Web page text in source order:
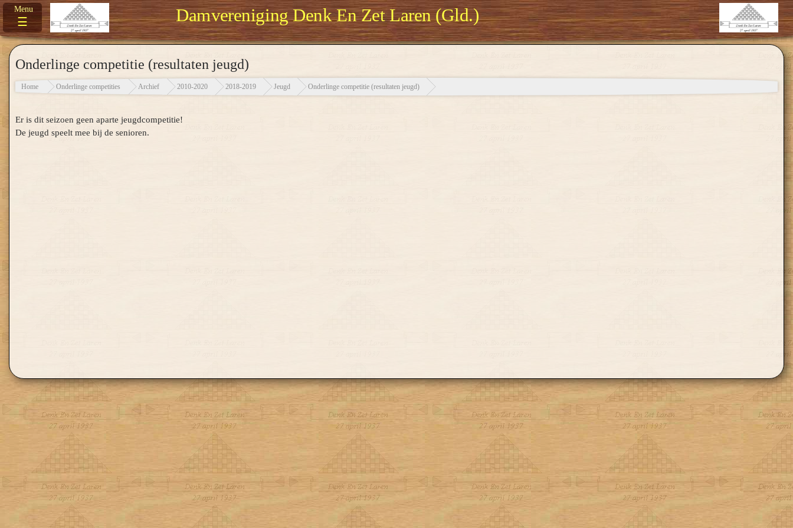
☰ Damvereniging Denk En Zet Laren (Gld.)
Onderlinge competitie (resultaten jeugd)
Home Onderlinge competities Archief 2010-2020 2018-2019 Jeugd Onderlinge competitie (resultaten jeugd)
Er is dit seizoen geen aparte jeugdcompetitie!
De jeugd speelt mee bij de senioren.